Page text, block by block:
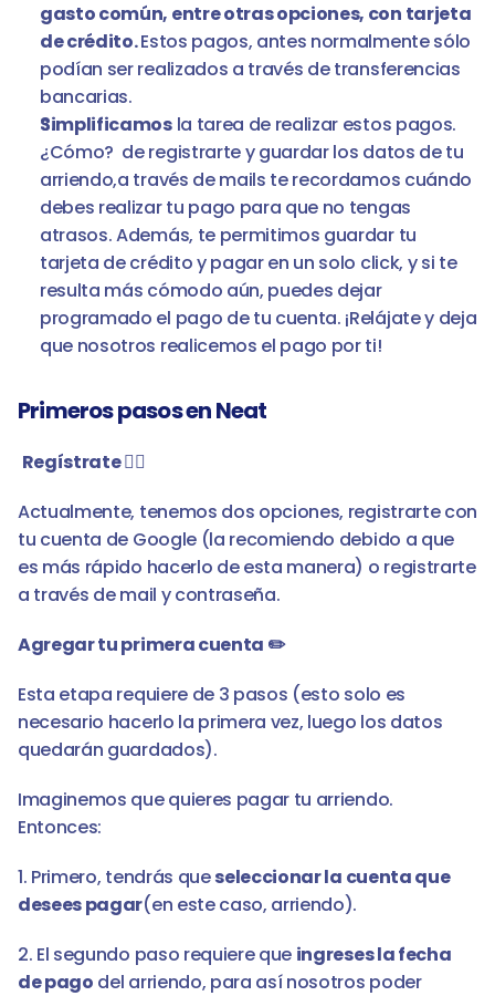
gasto común, entre otras opciones, con tarjeta
de crédito. Estos pagos, antes normalmente sólo
podían ser realizados a través de transferencias
bancarias.
Simplificamos la tarea de realizar estos pagos.
¿Cómo?  de registrarte y guardar los datos de tu
arriendo,a través de mails te recordamos cuándo
debes realizar tu pago para que no tengas
atrasos. Además, te permitimos guardar tu
tarjeta de crédito y pagar en un solo click, y si te
resulta más cómodo aún, puedes dejar
programado el pago de tu cuenta. ¡Relájate y deja
que nosotros realicemos el pago por ti!
Primeros pasos en Neat
Regístrate 👈🏻
Actualmente, tenemos dos opciones, registrarte con
tu cuenta de Google (la recomiendo debido a que
es más rápido hacerlo de esta manera) o registrarte
a través de mail y contraseña.
Agregar tu primera cuenta ✏️
Esta etapa requiere de 3 pasos (esto solo es
necesario hacerlo la primera vez, luego los datos
quedarán guardados).
Imaginemos que quieres pagar tu arriendo.
Entonces:
1. Primero, tendrás que seleccionar la cuenta que
desees pagar(en este caso, arriendo).
2. El segundo paso requiere que ingreses la fecha
de pago del arriendo, para así nosotros poder